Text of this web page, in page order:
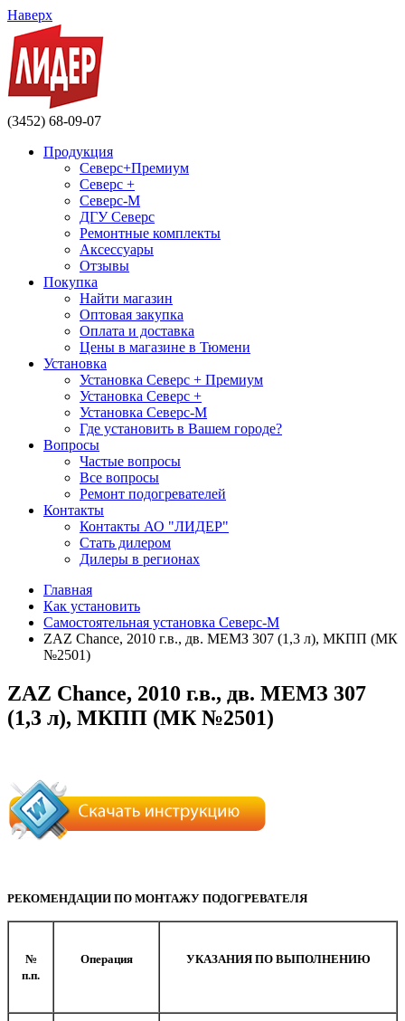
Наверх
(3452) 68-09-07
Продукция
Северс+Премиум
Северс +
Северс-М
ДГУ Северс
Ремонтные комплекты
Аксессуары
Отзывы
Покупка
Найти магазин
Оптовая закупка
Оплата и доставка
Цены в магазине в Тюмени
Установка
Установка Северс + Премиум
Установка Северс +
Установка Северс-М
Где установить в Вашем городе?
Вопросы
Частые вопросы
Все вопросы
Ремонт подогревателей
Контакты
Контакты АО "ЛИДЕР"
Стать дилером
Дилеры в регионах
Главная
Как установить
Самостоятельная установка Северс-М
ZAZ Chance, 2010 г.в., дв. МЕМЗ 307 (1,3 л), МКПП (МК
№2501)
ZAZ Chance, 2010 г.в., дв. МЕМЗ 307
(1,3 л), МКПП (МК №2501)
РЕКОМЕНДАЦИИ ПО МОНТАЖУ ПОДОГРЕВАТЕЛЯ
№
п.п.
Операция УКАЗАНИЯ ПО ВЫПОЛНЕНИЮ